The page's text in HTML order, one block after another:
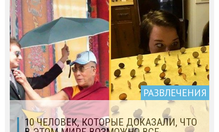
РАЗВЛЕЧЕНИЯ
10 ЧЕЛОВЕК, КОТОРЫЕ ДОКАЗАЛИ, ЧТО